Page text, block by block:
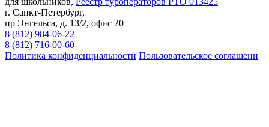
г. Санкт-Петербург,
пр Энгельса, д. 13/2, офис 20
8 (812) 984-06-22
8 (812) 716-00-60
Политика конфиденциальности Пользовательское соглашени